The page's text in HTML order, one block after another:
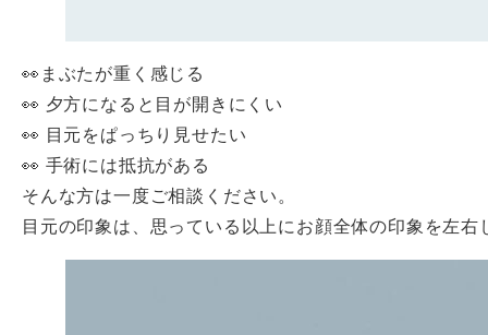
👀まぶたが重く感じる
👀 夕方になると目が開きにくい
👀 目元をぱっちり見せたい
👀 手術には抵抗がある
そんな方は一度ご相談ください。
目元の印象は、思っている以上にお顔全体の印象を左右